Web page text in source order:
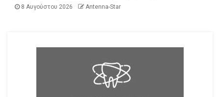
8 Αυγούστου 2026 Antenna-Star